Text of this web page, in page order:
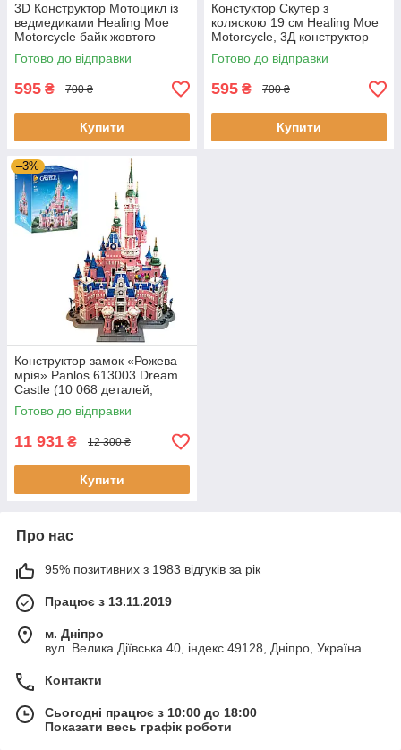
3D Конструктор Мотоцикл із
ведмедиками Healing Moe
Motorcycle байк жовтого
кольору 19 см
Готово до відправки
595 ₴ 700 ₴
Купити
Констуктор Скутер з
коляскою 19 см Healing Moe
Motorcycle, 3Д конструктор
мотоцикл байк блакитного
кольору
Готово до відправки
595 ₴ 700 ₴
Купити
–3%
Конструктор замок «Рожева
мрія» Panlos 613003 Dream
Castle (10 068 деталей,
висота 78 см)
Готово до відправки
11 931 ₴ 12 300 ₴
Купити
Про нас
95% позитивних з 1983 відгуків за рік
Працює з 13.11.2019
м. Дніпро
вул. Велика Діївська 40, індекс 49128, Дніпро, Україна
Контакти
Сьогодні працює з 10:00 до 18:00
Показати весь графік роботи